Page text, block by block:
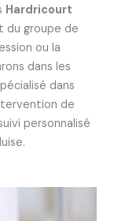
Hardricourt
du groupe de
ou la
dans les
dans
de
personnalisé